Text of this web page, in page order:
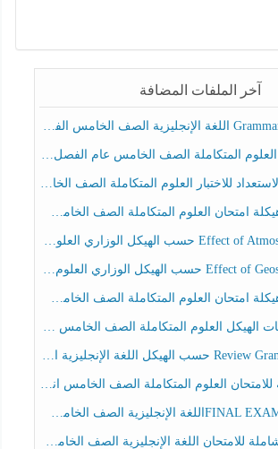
آخر الملفات المضافة
الصف الخامس عام الفصل الدراسي الثالث 2025-2026
للاختبار العلوم المتكاملة الصف الخامس عام الفصل الثالث
العلوم المتكاملة الصف الخامس انسبير الفصل الثالث
العلوم المتكاملة الصف الخامس عام الفصل الثالث
العلوم المتكاملة الصف الخامس انسبير الفصل الثالث
العلوم المتكاملة الصف الخامس انسبير الفصل الثالث
اللغة الإنجليزية الصف الخامس الفصل الثالث